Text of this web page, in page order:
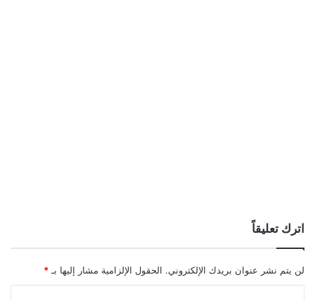
اترك تعليقاً
لن يتم نشر عنوان بريدك الإلكتروني. الحقول الإلزامية مشار إليها بـ *